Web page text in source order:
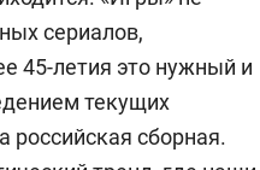
сериалов,
45-летия это нужный и
текущих
сборная.